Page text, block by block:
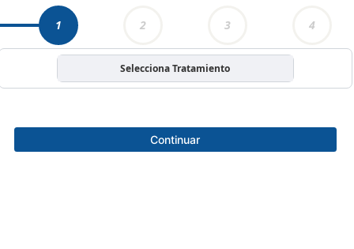
1 2 3 4
Selecciona Tratamiento
Continuar